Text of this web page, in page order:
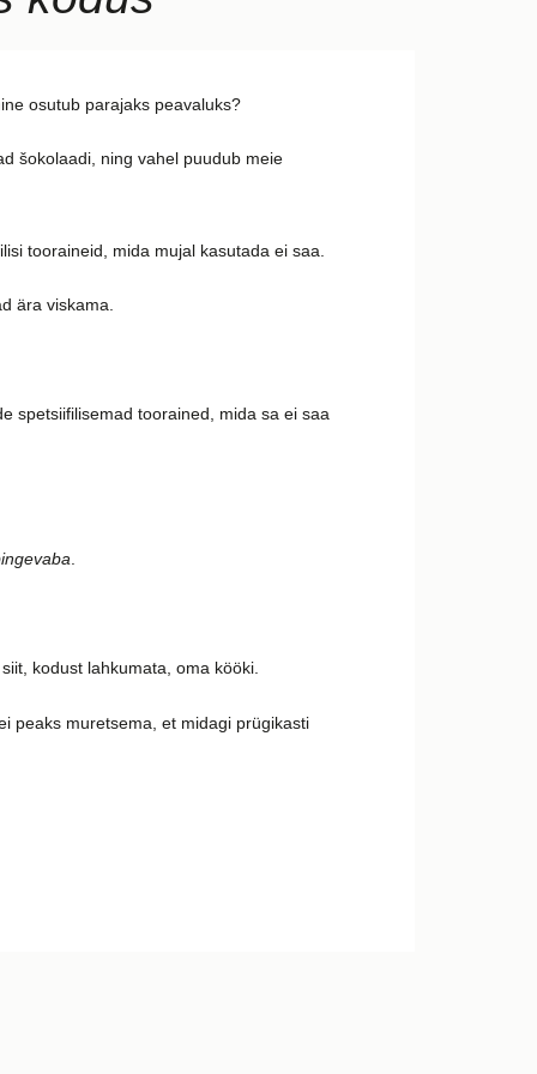
osutub parajaks peavaluks?
šokolaadi, ning vahel puudub meie
tooraineid, mida mujal kasutada ei saa.
ära viskama.
spetsiifilisemad toorained, mida sa ei saa
.
kodust lahkumata, oma kööki.
peaks muretsema, et midagi prügikasti